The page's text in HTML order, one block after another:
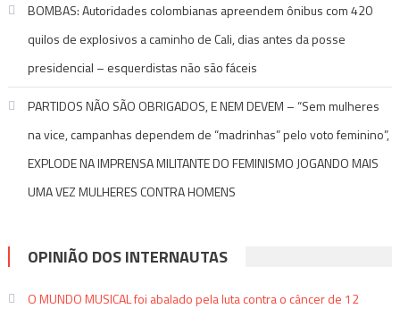
BOMBAS: Autoridades colombianas apreendem ônibus com 420
quilos de explosivos a caminho de Cali, dias antes da posse
presidencial – esquerdistas não são fáceis
PARTIDOS NÃO SÃO OBRIGADOS, E NEM DEVEM – “Sem mulheres
na vice, campanhas dependem de “madrinhas” pelo voto feminino”,
EXPLODE NA IMPRENSA MILITANTE DO FEMINISMO JOGANDO MAIS
UMA VEZ MULHERES CONTRA HOMENS
OPINIÃO DOS INTERNAUTAS
O MUNDO MUSICAL foi abalado pela luta contra o câncer de 12